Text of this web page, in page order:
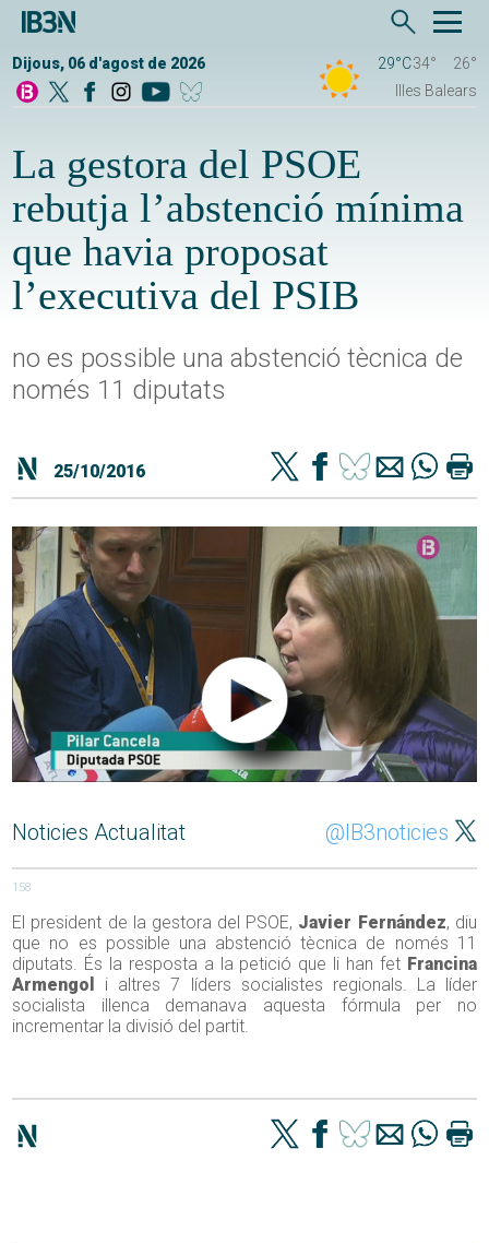
Dijous, 06 d'agost de 2026 29°C34°
26°
Illes Balears
La gestora del PSOE
rebutja l’abstenció mínima
que havia proposat
l’executiva del PSIB
no es possible una abstenció tècnica de
només 11 diputats
25/10/2016
Noticies Actualitat @IB3noticies
158
El president de la gestora del PSOE, Javier Fernández, diu
que no es possible una abstenció tècnica de només 11
diputats. És la resposta a la petició que li han fetFrancina
Armengol
i altres 7 líders socialistes regionals. La líder
socialista illenca demanava aquesta fórmula per no
incrementar la divisió del partit.